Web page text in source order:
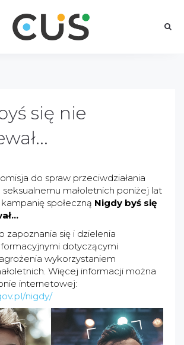
się nie
do spraw przeciwdziałania
małoletnich poniżej lat
społeczną Nigdy byś się
zapoznania się i dzielenia
dotyczącymi
wykorzystaniem
Więcej informacji można
internetowej:
nigdy/